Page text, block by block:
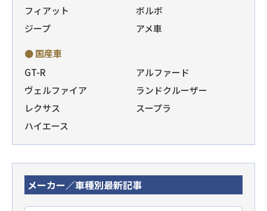
フィアット
ボルボ
ジープ
アメ車
● 国産車
GT-R
アルファード
ヴェルファイア
ランドクルーザー
レクサス
スープラ
ハイエース
メーカー／車種別最新記事